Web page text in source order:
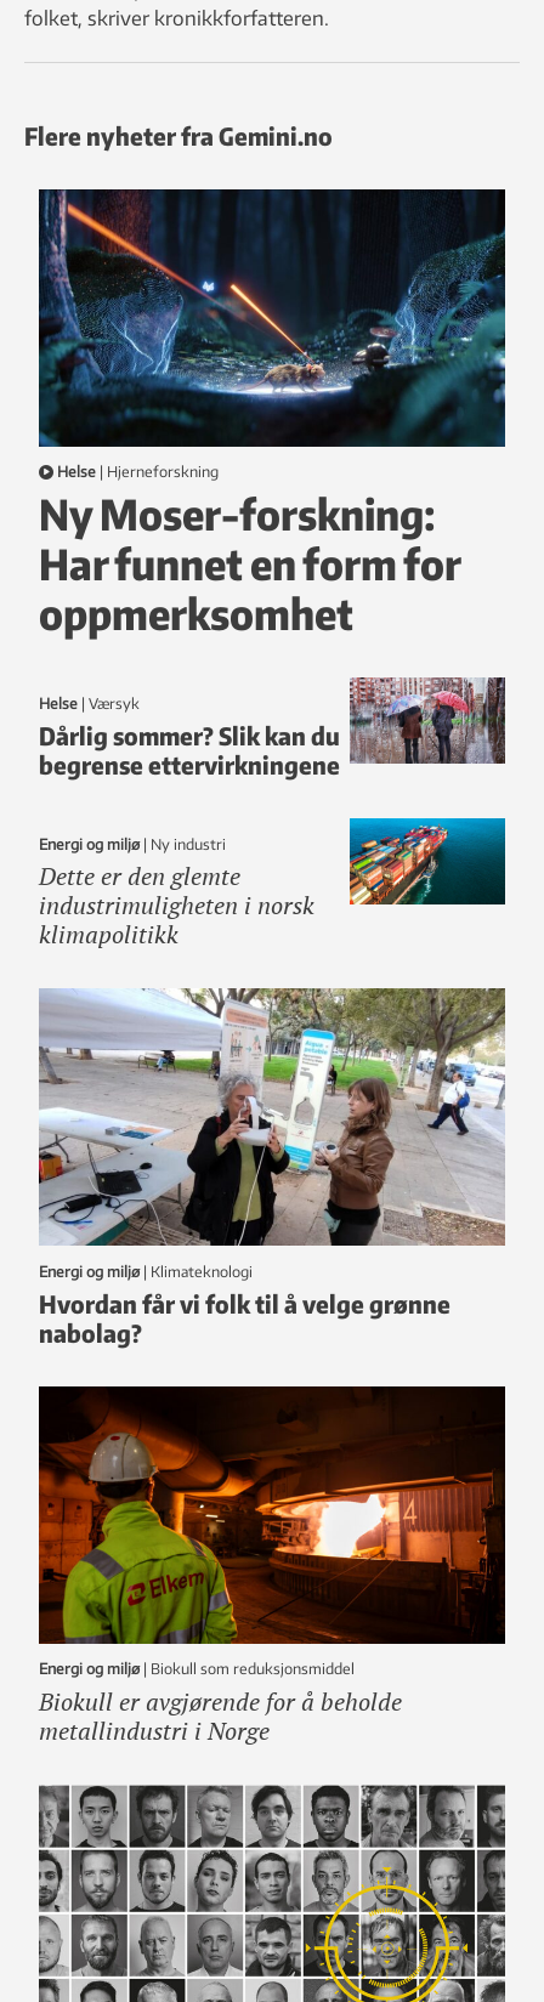
folket, skriver kronikkforfatteren.
Flere nyheter fra Gemini.no
Helse | hjerneforskning
Ny Moser-forskning:
Har funnet en form for
oppmerksomhet
Helse | Værsyk
Dårlig sommer? Slik kan du
begrense ettervirkningene
Energi og miljø | ny industri
Dette er den glemte
industrimuligheten i norsk
klimapolitikk
Energi og miljø | klimateknologi
Hvordan får vi folk til å velge grønne
nabolag?
Energi og miljø | Biokull som reduksjonsmiddel
Biokull er avgjørende for å beholde
metallindustri i Norge